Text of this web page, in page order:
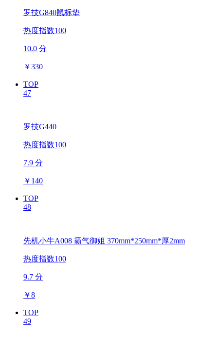
罗技G840鼠标垫
热度指数100
10.0 分
￥330
TOP
47
罗技G440
热度指数100
7.9 分
￥ 140
TOP
48
先机小牛A008 霸气御姐 370mm*250mm*厚2mm
热度指数100
9.7 分
￥8
TOP
49